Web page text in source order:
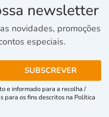
newsletter
novidades, promoções
especiais.
e informado para a recolha /
para os fins descritos na Política